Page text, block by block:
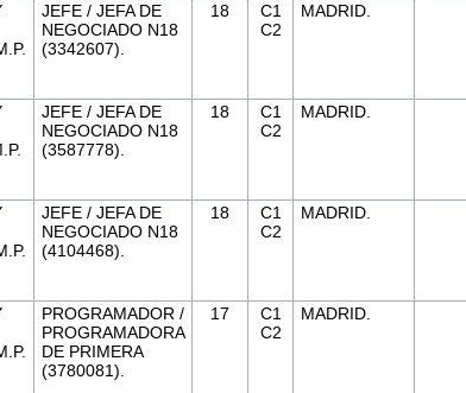
JEFE / JEFA DE
NEGOCIADO N18
(3342607).
18
C1
C2
MADRID.
JEFE / JEFA DE
NEGOCIADO N18
(3587778).
18
C1
C2
MADRID.
JEFE / JEFA DE
NEGOCIADO N18
(4104468).
18
C1
C2
MADRID.
PROGRAMADOR /
PROGRAMADORA
DE PRIMERA
(3780081).
17
C1
C2
MADRID.